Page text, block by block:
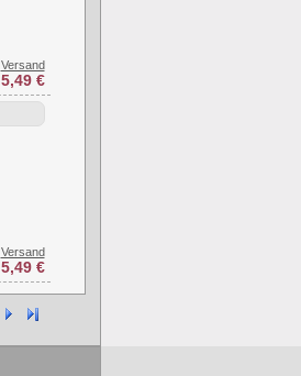
Versand
5,49 €
Versand
5,49 €